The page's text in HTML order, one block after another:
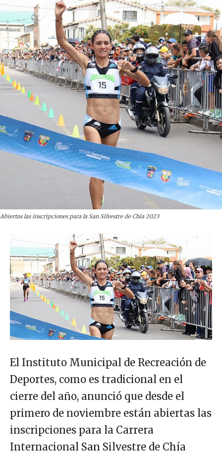
Abiertas las inscripciones para la San Silvestre de Chía 2023
El Instituto Municipal de Recreación de
Deportes, como es tradicional en el
cierre del año, anunció que desde el
primero de noviembre están abiertas las
inscripciones para la Carrera
Internacional San Silvestre de Chía